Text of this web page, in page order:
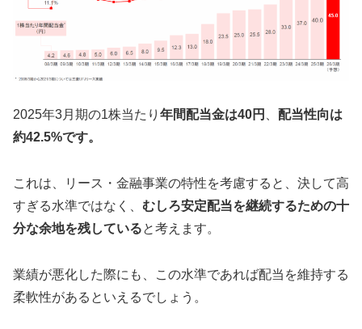
2025年3月期の1株当たり 年間配当金は40円
配当性向は
約42.5%です。
これは、リース・金融事業の特性を考慮すると、決して高
すぎる水準ではなく、 むしろ安定配当を継続するための十
分な余地を残していると考えます。
業績が悪化した際にも、この水準であれば配当を維持する
柔軟性があるといえるでしょう。